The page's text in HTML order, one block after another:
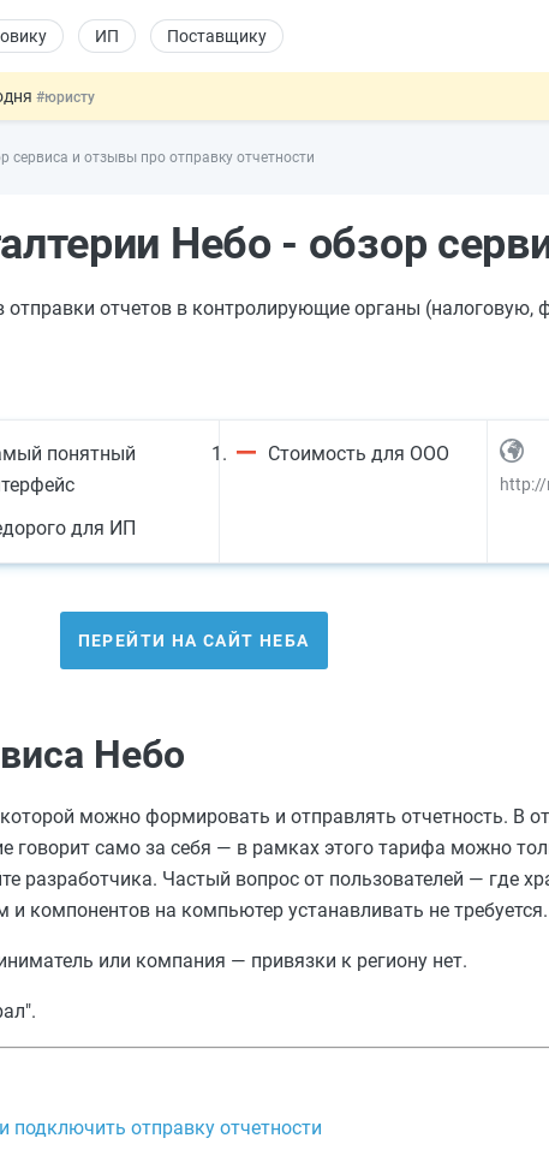
ИП Поставщику
#юристу
закон подписан#физлицу
ФЗ #заказчику
сервиса и отзывы про отправку отчетности
Небо - обзор
отправки отчетов в контролирующие органы
понятный
для ИП
Стоимость для ООО
http://
ПЕРЕЙТИ НА САЙТ НЕБА
Небо
можно формировать и отправлять отчетность. В
говорит само за себя — в рамках этого тарифа можно
разработчика. Частый вопрос от пользователей — где
компонентов на компьютер устанавливать не требуется.
или компания — привязки к региону нет.
подключить отправку отчетности